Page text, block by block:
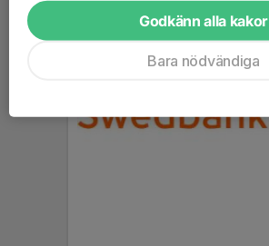
Godkänn alla kakor
Bara nödvändiga